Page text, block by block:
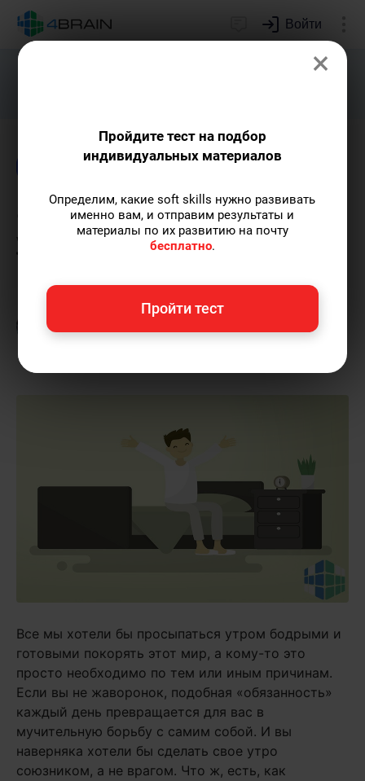
Войти
Подарим индивидуальный план
Time management
8 лайфхаков, чтобы стать
утренним человеком
Максим Полгин— автор статей.
статьи по теме «Time management»
только, а также рекомендую курс
Все мы хотели бы просыпаться утром бодрыми и
готовыми покорять этот мир, а кому-то это
просто необходимо по тем или иным причинам.
Если вы не жаворонок, подобная «обязанность»
каждый день превращается для вас в
мучительную борьбу с самим собой. И вы
наверняка хотели бы сделать свое утро
союзником, а не врагом. Что ж, есть, как
×
Пройдите тест на подбор
индивидуальных материалов
Определим, какие soft skills нужно развивать
именно вам, и отправим результаты и
материалы по их развитию на почту
бесплатно.
Пройти тест